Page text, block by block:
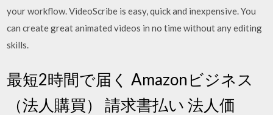
your workflow. VideoScribe is easy, quick and inexpensive. You
can create great animated videos in no time without any editing
skills.
最短2時間で届く Amazonビジネス
（法人購買） 請求書払い 法人価